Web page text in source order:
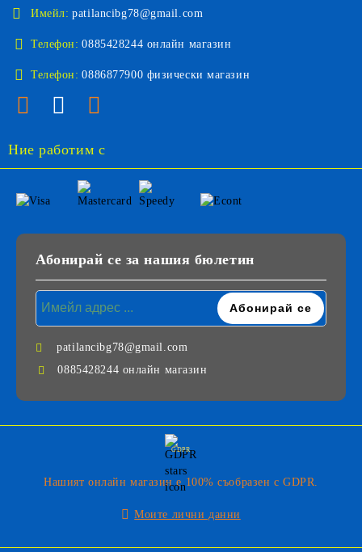
Имейл: patilancibg78@gmail.com
Телефон: 0885428244 онлайн магазин
Телефон: 0886877900 физически магазин
Ние работим с
Абонирай се за нашия бюлетин
patilancibg78@gmail.com
0885428244 онлайн магазин
GDPR
Нашият онлайн магазин е 100% съобразен с GDPR.
Моите лични данни